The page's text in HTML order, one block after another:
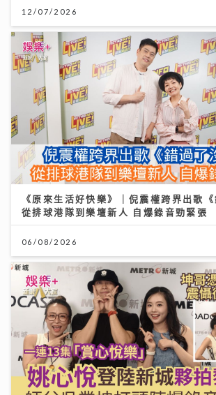
12/07/2026
《原來生活好快樂》｜倪震權跨界出歌《
從排球港隊到樂壇新人 自爆錄音勁緊張
06/08/2026